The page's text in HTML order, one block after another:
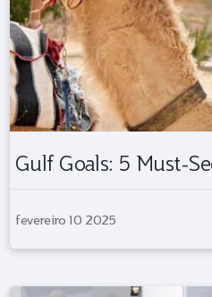
Gulf Goals: 5 Must-
fevereiro 10 2025